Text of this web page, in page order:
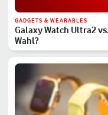
GADGETS & WEARABLES
Galaxy Watch Ultra2
Wahl?